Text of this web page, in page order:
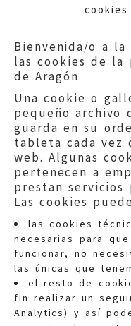
cookies
Bienvenida/o a
las cookies de la
de Aragón
Una cookie o
pequeño archivo
guarda en su
tableta cada vez
web. Algunas
pertenecen a
prestan servicios
Las cookies
las cookies
necesarias para
funcionar, no
las únicas que
el resto de
fin realizar un
Analytics) y así
Quejas: